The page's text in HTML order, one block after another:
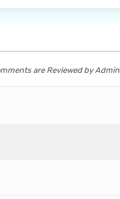
are Reviewed by